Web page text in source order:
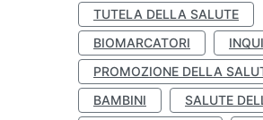
TUTELA DELLA SALUTE
BIOMARCATORI
PROMOZIONE DELLA
BAMBINI
SALUTE